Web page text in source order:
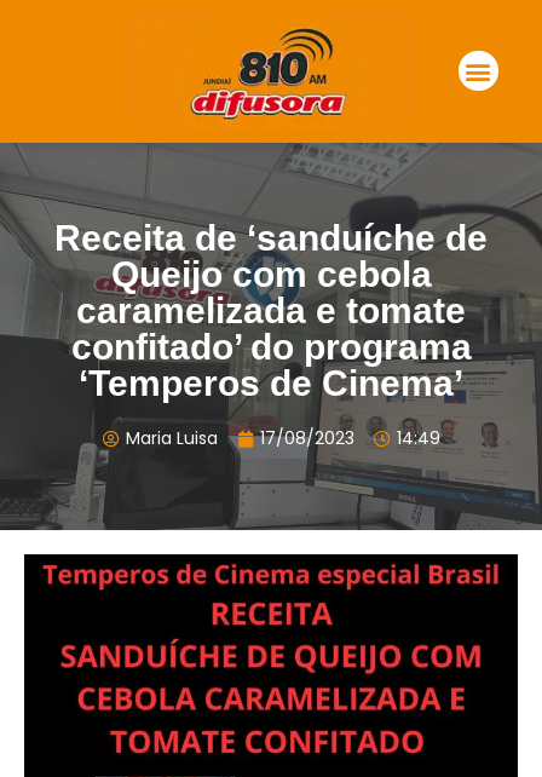
Receita de ‘sanduíche de
Queijo com cebola
caramelizada e tomate
confitado’ do programa
‘Temperos de Cinema’
Maria Luisa 17/08/2023 14:49